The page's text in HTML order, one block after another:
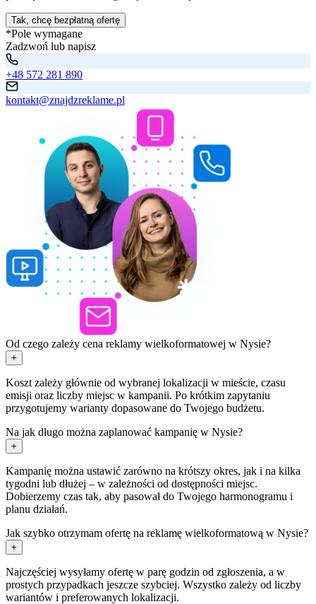
Tak, chcę bezpłatną ofertę
*Pole wymagane
Zadzwoń lub napisz
+48 572 281 890
kontakt@znajdzreklame.pl
Od czego zależy cena reklamy wielkoformatowej w Nysie?
+
Koszt zależy głównie od wybranej lokalizacji w mieście, czasu
emisji oraz liczby miejsc w kampanii. Po krótkim zapytaniu
przygotujemy warianty dopasowane do Twojego budżetu.
Na jak długo można zaplanować kampanię w Nysie?
+
Kampanię można ustawić zarówno na krótszy okres, jak i na kilka
tygodni lub dłużej – w zależności od dostępności miejsc.
Dobierzemy czas tak, aby pasował do Twojego harmonogramu i
planu działań.
Jak szybko otrzymam ofertę na reklamę wielkoformatową w Nysie?
+
Najczęściej wysyłamy ofertę w parę godzin od zgłoszenia, a w
prostych przypadkach jeszcze szybciej. Wszystko zależy od liczby
wariantów i preferowanych lokalizacji.